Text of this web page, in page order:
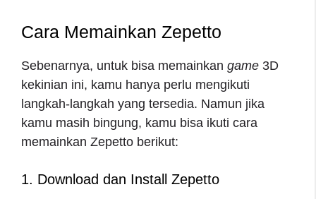
Cara Memainkan Zepetto
Sebenarnya, untuk bisa memainkan game 3D
kekinian ini, kamu hanya perlu mengikuti
langkah-langkah yang tersedia. Namun jika
kamu masih bingung, kamu bisa ikuti cara
memainkan Zepetto berikut:
1. Download dan Install Zepetto